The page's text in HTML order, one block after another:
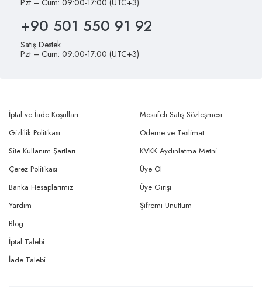
Pzt – Cum: 09:00-17:00 (UTC+3)
+90 501 550 91 92
Satış Destek
Pzt – Cum: 09:00-17:00 (UTC+3)
İptal ve İade Koşulları
Gizlilik Politikası
Site Kullanım Şartları
Mesafeli Satış Sözleşmesi
Ödeme ve Teslimat
KVKK Aydınlatma Metni
Çerez Politikası
Banka Hesaplarımız
Yardım
Üye Ol
Üye Girişi
Şifremi Unuttum
Blog
İptal Talebi
İade Talebi